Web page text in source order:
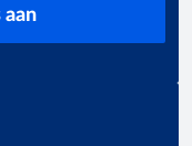
aan